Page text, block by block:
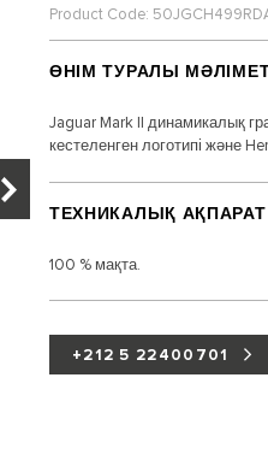
Product Code:
ӨНІМ ТУРАЛЫ
Jaguar Mark II динамикалық
кестеленген логотипі және
ТЕХНИКАЛЫҚ АҚПАРАТ
100 % мақта.
+212 5 22400701